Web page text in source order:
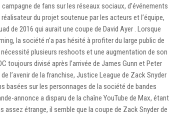
de fans sur les réseaux sociaux, d’événements
du projet soutenue par les acteurs et l’équipe,
de 2016 qui aurait une coupe de David Ayer . Lorsque
la société n’a pas hésité à profiter du large public de
plusieurs reshoots et une augmentation de son
toujours divisé après l’arrivée de James Gunn et Peter
l’avenir de la franchise, Justice League de Zack Snyder
basées sur les personnages de la société de bandes
annonce a disparu de la chaîne YouTube de Max, étant
assez étrange, il semble que la coupe de Zack Snyder de